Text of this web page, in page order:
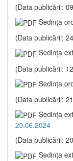
(Data publicării:
Sedinţa
(Data publicării:
Sedinţa
(Data publicării:
Sedinţa
(Data publicării:
Sedinţa
20.06.2024
(Data publicării:
Sedinţa